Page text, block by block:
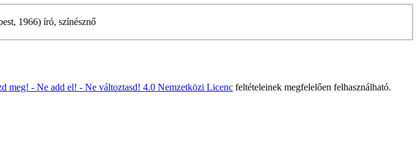
1966) író, színésznő
meg! - Ne add el! - Ne változtasd! 4.0 Nemzetközi Licenc feltételeinek megfelelően felhasználható.